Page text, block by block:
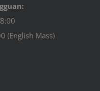
(English Mass)